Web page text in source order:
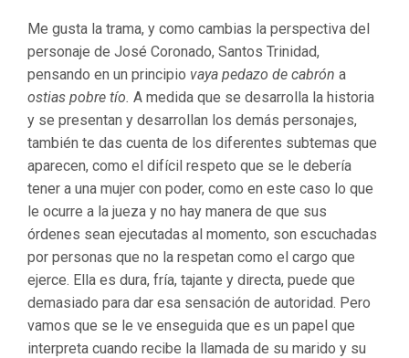
Me gusta la trama, y como cambias la perspectiva del
personaje de José Coronado, Santos Trinidad,
pensando en un principio vaya pedazo de cabrón a
ostias pobre tío. A medida que se desarrolla la historia
y se presentan y desarrollan los demás personajes,
también te das cuenta de los diferentes subtemas que
aparecen, como el difícil respeto que se le debería
tener a una mujer con poder, como en este caso lo que
le ocurre a la jueza y no hay manera de que sus
órdenes sean ejecutadas al momento, son escuchadas
por personas que no la respetan como el cargo que
ejerce. Ella es dura, fría, tajante y directa, puede que
demasiado para dar esa sensación de autoridad. Pero
vamos que se le ve enseguida que es un papel que
interpreta cuando recibe la llamada de su marido y su